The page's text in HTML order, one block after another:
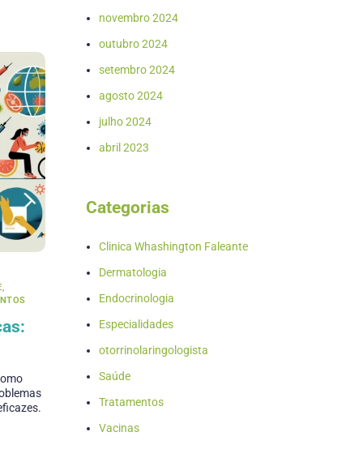
,
novembro 2024
outubro 2024
setembro 2024
agosto 2024
julho 2024
abril 2023
Categorias
Clinica Whashington Faleante
Dermatologia
Endocrinologia
Especialidades
otorrinolaringologista
Saúde
Tratamentos
Vacinas